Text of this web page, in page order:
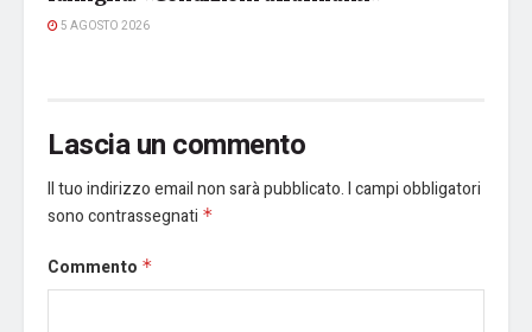
5 AGOSTO 2026
Lascia un commento
Il tuo indirizzo email non sarà pubblicato.I campi obbligatori
sono contrassegnati *
Commento *